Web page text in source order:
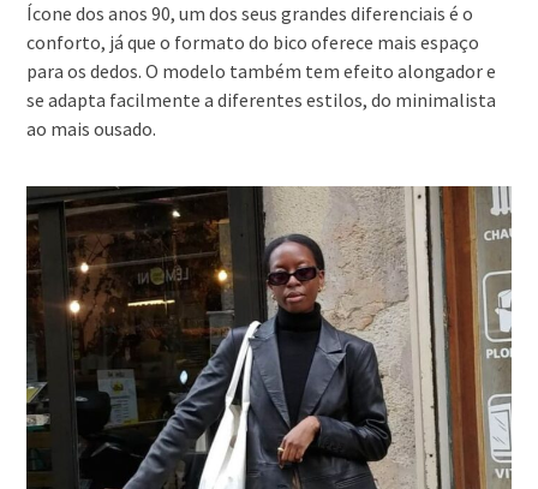
Ícone dos anos 90, um dos seus grandes diferenciais é o
conforto, já que o formato do bico oferece mais espaço
para os dedos. O modelo também tem efeito alongador e
se adapta facilmente a diferentes estilos, do minimalista
ao mais ousado.